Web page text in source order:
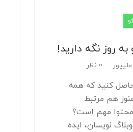
روز نگه دارید!
0 نظر
کنید که همه
هم مرتبط
محتوا مهم است؟
نویسان، ایده